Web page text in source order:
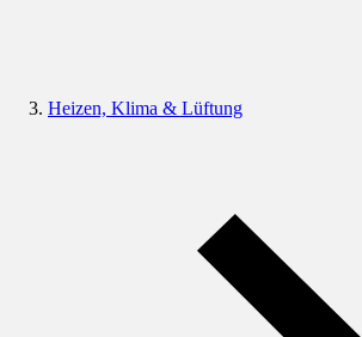
Heizen, Klima & Lüftung